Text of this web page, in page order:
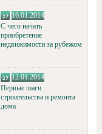
16.01.2014
С чего начать
приобретение
недвижимости за рубежом
12.01.2014
Первые шаги
строительства и ремонта
дома